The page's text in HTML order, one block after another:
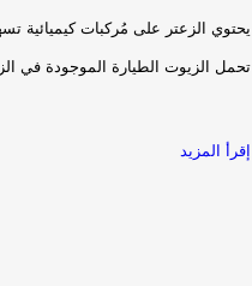
يحتوي الزعتر على مُركبات كيميائية
تحمل الزيوت الطيارة الموجودة في
إقرأ المزيد